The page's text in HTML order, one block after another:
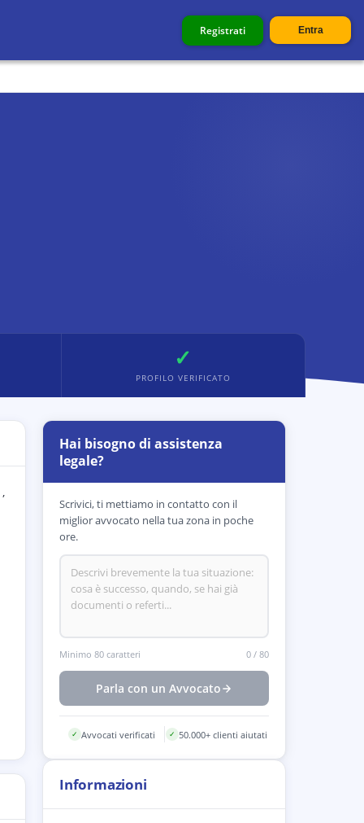
Registrati Entra
✓
PROFILO VERIFICATO
Hai bisogno di assistenza
legale?
Scrivici, ti mettiamo in contatto con il
miglior avvocato nella tua zona in poche
ore.
Minimo 80 caratteri 0 / 80
Parla con un Avvocato
✓ Avvocati verificati ✓ 50.000+ clienti aiutati
Informazioni